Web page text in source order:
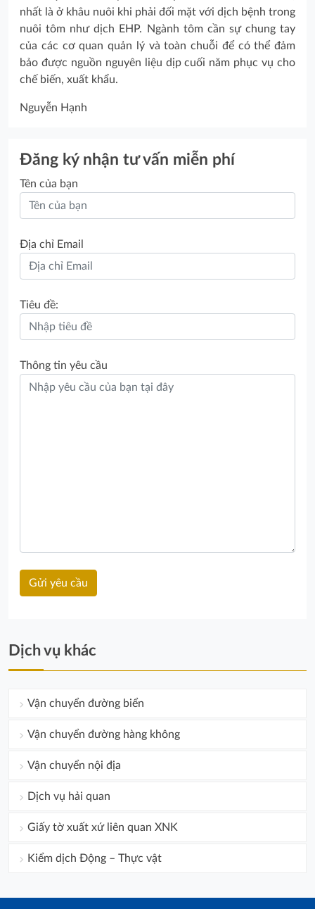
nhất là ở khâu nuôi khi phải đối mặt với dịch bệnh trong
nuôi tôm như dịch EHP. Ngành tôm cần sự chung tay
của các cơ quan quản lý và toàn chuỗi để có thể đảm
bảo được nguồn nguyên liệu dịp cuối năm phục vụ cho
chế biến, xuất khẩu.
Nguyễn Hạnh
Đăng ký nhận tư vấn miễn phí
Tên của bạn
Địa chỉ Email
Tiêu đề:
Thông tin yêu cầu
Dịch vụ khác
Vận chuyển đường biển
Vận chuyển đường hàng không
Vận chuyển nội địa
Dịch vụ hải quan
Giấy tờ xuất xứ liên quan XNK
Kiểm dịch Động – Thực vật